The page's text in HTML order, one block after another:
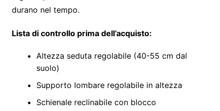
durano nel tempo.
Lista di controllo prima dell’acquisto:
Altezza seduta regolabile (40-55 cm dal
suolo)
Supporto lombare regolabile in altezza
Schienale reclinabile con blocco